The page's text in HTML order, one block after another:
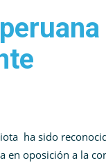
ha sido
en oposición a la